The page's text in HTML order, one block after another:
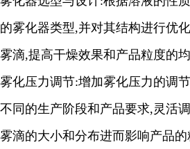
的雾化器类型,并对其结构进行优
雾滴,提高干燥效果和产品粒度的均
雾化压力调节:增加雾化压力的调
不同的生产阶段和产品要求,灵活
雾滴的大小和分布进而影响产品